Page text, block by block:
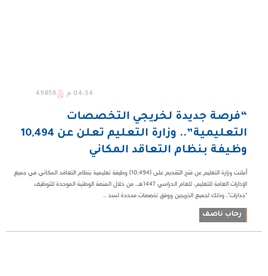
04:34 م 49859
“فرصة جديدة لخريجي التخصصات
التعليمية”.. وزارة التعليم تعلن عن 10,494
وظيفة بنظام التعاقد المكاني
أعلنت وزارة التعليم عن فتح التقديم على (10,494) وظيفة تعليمية بنظام التعاقد المكاني في جميع
الإدارات العامة للتعليم، للعام الدراسي 1447هـ، من خلال المنصة الوطنية الموحدة للتوظيف
"جدارات"، وذلك لجميع الخريجين ووفق تخصصات محددة لسد ...
رحاب ناصف